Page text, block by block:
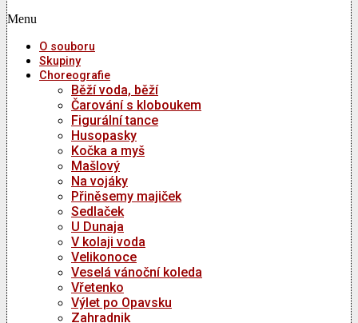
Menu
O souboru
Skupiny
Choreografie
Běží voda, běží
Čarování s kloboukem
Figurální tance
Husopasky
Kočka a myš
Mašlový
Na vojáky
Přiněsemy majiček
Sedlaček
U Dunaja
V kolaji voda
Velikonoce
Veselá vánoční koleda
Vřetenko
Výlet po Opavsku
Zahradnik